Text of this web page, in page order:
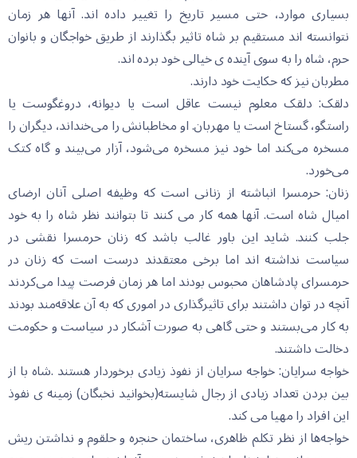
بسیاری موارد، حتی مسیر تاریخ را تغییر داده اند. آنها هر زمان
نتوانسته اند مستقیم بر شاه تاثیر بگذارند از طریق خواجگان و بانوان
حرم، شاه را به سوی آینده ی خیالی خود برده اند.
مطربان نیز که حکایت خود دارند.
دلقک: دلقک معلوم نیست عاقل است یا دیوانه، دروغگوست یا
راستگو، گستاخ است یا مهربان. او مخاطبانش را می‌خنداند، دیگران را
مسخره می‌کند اما خود نیز مسخره می‌شود، آزار می‌بیند و گاه کتک
می‌خورد.
زنان: حرمسرا انباشته از زنانی است که وظیفه اصلی آنان ارضای
امیال شاه است. آنها همه کار می کنند تا بتوانند نظر شاه را به خود
جلب کنند. شاید این باور غالب باشد که زنان حرمسرا نقشی در
سیاست نداشته اند اما برخی معتقدند درست است که زنان در
حرمسرای پادشاهان محبوس بودند اما هر زمان فرصت پیدا می‌کردند
آنچه در توان داشتند برای تاثیرگذاری در اموری که به آن علاقه‌مند بودند
به کار می‌بستند و حتی گاهی به صورت آشکار در سیاست و حکومت
دخالت داشتند.
خواجه سرایان: خواجه سرایان از نفوذ زیادی برخوردار هستند .شاه با از
بین بردن تعداد زیادی از رجال شایسته(بخوانید نخبگان) زمینه ی نفوذ
این افراد را مهیا می کند.
خواجه‌ها از نظر تکلم ظاهری، ساختمان حنجره و حلقوم و نداشتن ریش